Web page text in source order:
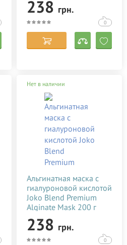
200 г 564293
238 грн.
0
Нет в наличии
Альгинатная маска с
гиалуроновой кислотой
Joko Blend Premium
Alginate Mask 200 г
564298
238 грн.
0